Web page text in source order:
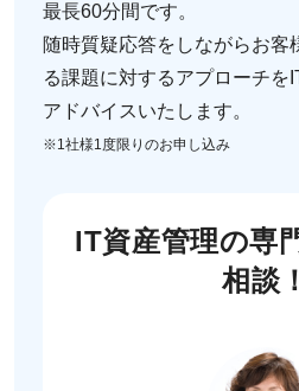
最長60分間です。
随時質疑応答をしながらお客
る課題に対するアプローチを
アドバイスいたします。
※1社様1度限りのお申し込み
IT資産管理の専
相談！